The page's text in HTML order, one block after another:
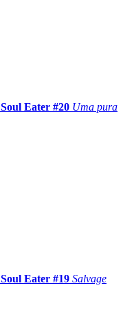
Soul Eater #20 Uma pura
Soul Eater #19 Salvage